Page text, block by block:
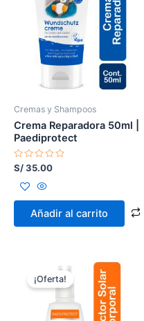
Cremas y Shampoos
Crema Reparadora 50ml |
Paediprotect
Valorado
con
de
5
S/35.00
Añadir al carrito
¡Oferta!precio
original
era:
S/ 140.00.
El
precio
actual
es:
S/ 130.00.